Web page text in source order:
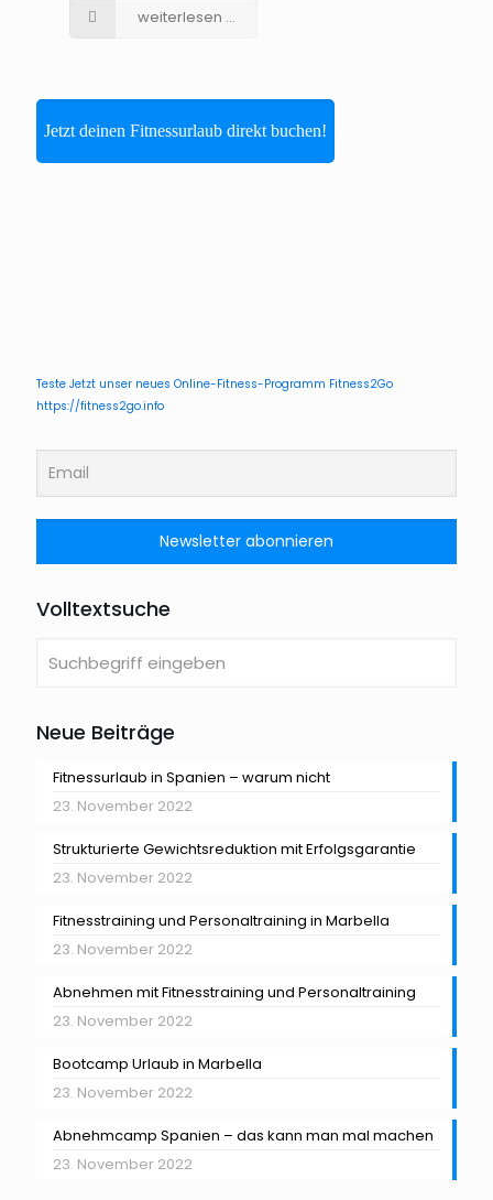
weiterlesen ...
Jetzt deinen Fitnessurlaub direkt buchen!
Teste Jetzt unser neues Online-Fitness-Programm Fitness2Go
https://fitness2go.info
Volltextsuche
Neue Beiträge
Fitnessurlaub in Spanien – warum nicht
23. November 2022
Strukturierte Gewichtsreduktion mit Erfolgsgarantie
23. November 2022
Fitnesstraining und Personaltraining in Marbella
23. November 2022
Abnehmen mit Fitnesstraining und Personaltraining
23. November 2022
Bootcamp Urlaub in Marbella
23. November 2022
Abnehmcamp Spanien – das kann man mal machen
23. November 2022